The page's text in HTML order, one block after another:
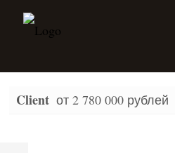
Client от 2 780 000 рублей